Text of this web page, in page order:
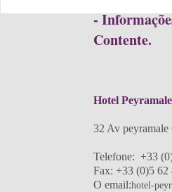
-
Contente.
Hotel
32 Av peyramale
Telefone: +33
Fax: +33 (0)5 62
O email:hotel-